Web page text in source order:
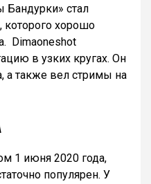
стал
которого хорошо
Dimaoneshot
в узких кругах. Он
а также вел стримы на
1 июня 2020 года,
популярен. У